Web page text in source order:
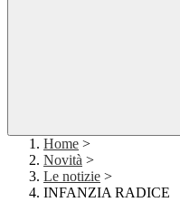
Home >
Novità >
Le notizie >
INFANZIA RADICE